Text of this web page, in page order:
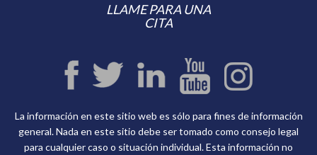
LLAME PARA UNA
CITA
La información en este sitio web es sólo para fines de información
general. Nada en este sitio debe ser tomado como consejo legal
para cualquier caso o situación individual. Esta información no